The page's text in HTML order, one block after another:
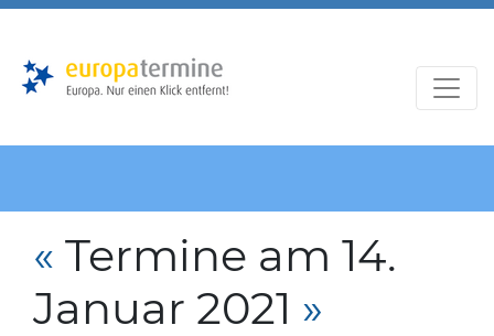
« Termine am 14.
Januar 2021 »